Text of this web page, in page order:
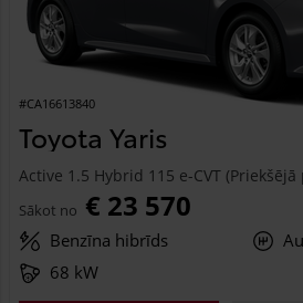
#CA16613840
Toyota Yaris
Active 1.5 Hybrid 115 e-CVT
Sākot no € 23 570
Benzīna hibrīds
68 kW